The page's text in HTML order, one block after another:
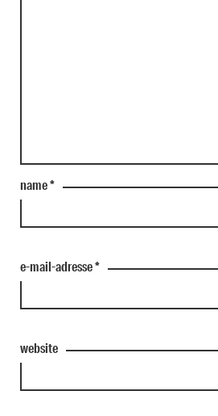
name*
e-mail-adresse*
website